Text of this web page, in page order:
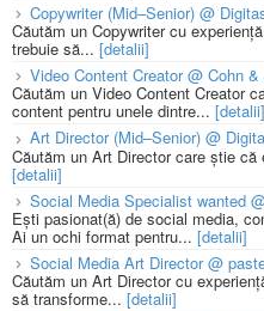
Copywriter (Mid–Senior) @
Căutăm un Copywriter cu
trebuie să... [detalii]
Video Content Creator @ Cohn
Căutăm un Video Content Creator
content pentru unele dintre... [detalii]
Art Director (Mid–Senior) @
Căutăm un Art Director care știe
[detalii]
Social Media Specialist wanted
Ești pasionat(ă) de social media,
Ai un ochi format pentru... [detalii]
Social Media Art Director @
Căutăm un Art Director cu
să transforme... [detalii]